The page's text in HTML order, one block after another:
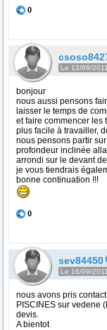
0
Le 12/09/
bonjour
nous aussi pensons
laisser le temps de
et faire commencer les
plus facile à travailler,
nous pensons partir
profondeur inclinée
arrondi sur le devant
je vous tiendrais
bonne continuation !!!
0
sev84450
Le 16/09/
nous avons pris
PISCINES sur vedene
devis.
A bientot